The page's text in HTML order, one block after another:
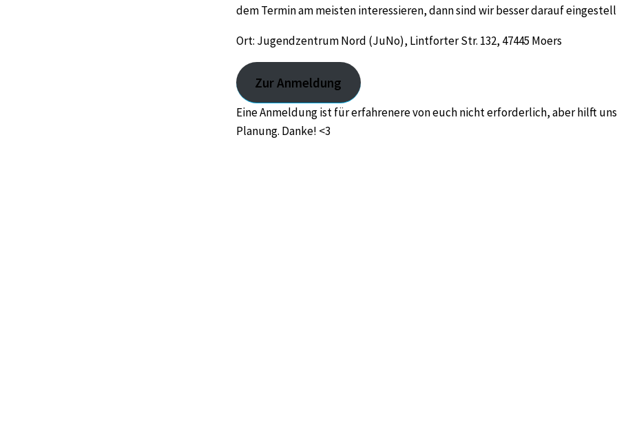
dem Termin am meisten interessieren, dann sind wir besser darauf
Ort: Jugendzentrum Nord (JuNo), Lintforter Str. 132, 47445 Moers
Zur Anmeldung
Eine Anmeldung ist für erfahrenere von euch nicht erforderlich, aber hilft
Planung. Danke! <3